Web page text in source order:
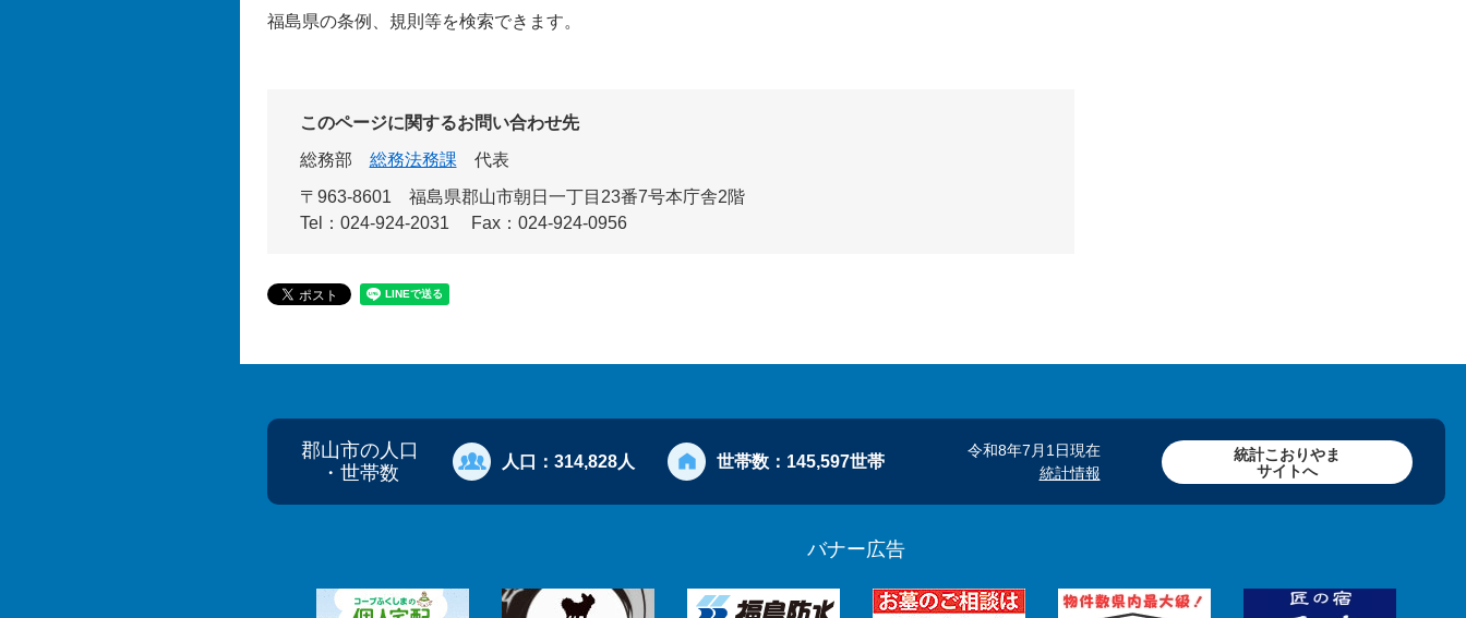
福島県の条例、規則等を検索できます。
このページに関するお問い合わせ先
総務部
総務法務課
代表
〒963-8601
福島県郡山市朝日一丁目23番7号本庁舎2階
Tel：024-924-2031
Fax：024-924-0956
郡山市の人口
・世帯数
人口： 314,828人 世帯数： 145,597世帯
令和8年7月1日現在
統計情報
統計こおりやま
サイトへ
バナー広告